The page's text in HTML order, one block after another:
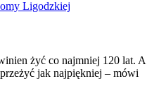
żyć co najmniej 120 lat. A
jak najpiękniej – mówi